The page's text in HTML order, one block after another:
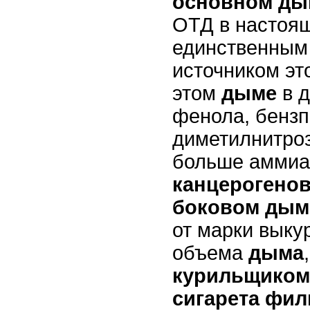
ОТД в
источником
этом дыме в
фенола,
больше
боковом
от марки
объема дыма
курильщиком
сигарета